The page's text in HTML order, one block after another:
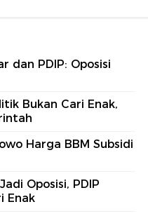
dan PDIP: Oposisi
Bukan Cari Enak,
Harga BBM Subsidi
Oposisi, PDIP
Enak